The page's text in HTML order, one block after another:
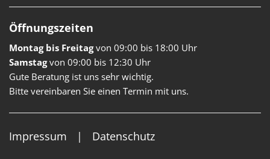
Öffnungszeiten
Montag bis Freitagvon 09:00 bis 18:00 Uhr
Samstagvon 09:00 bis 12:30 Uhr
Gute Beratung ist uns sehr wichtig.
Bitte vereinbaren Sie einen Termin mit uns.
Impressum | Datenschutz